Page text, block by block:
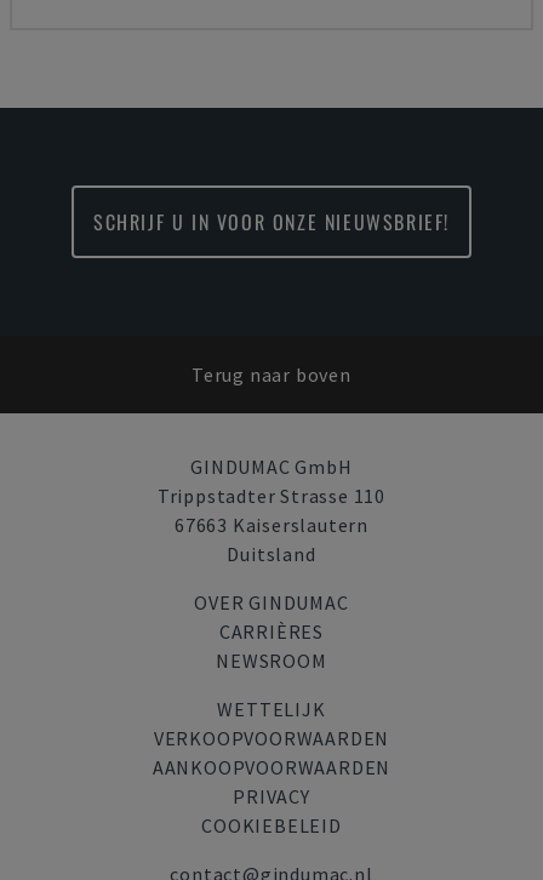
SCHRIJF U IN VOOR ONZE NIEUWSBRIEF!
Terug naar boven
GINDUMAC GmbH
Trippstadter Strasse 110
67663 Kaiserslautern
Duitsland
OVER GINDUMAC
CARRIÈRES
NEWSROOM
WETTELIJK
VERKOOPVOORWAARDEN
AANKOOPVOORWAARDEN
PRIVACY
COOKIEBELEID
contact@gindumac.nl